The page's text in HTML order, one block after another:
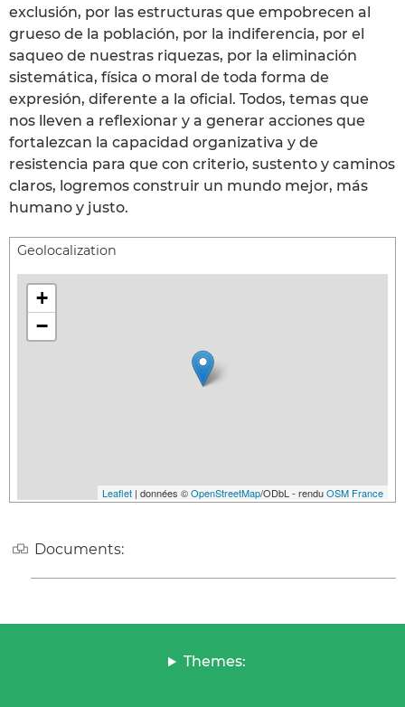
exclusión, por las estructuras que empobrecen al
grueso de la población, por la indiferencia, por el
saqueo de nuestras riquezas, por la eliminación
sistemática, física o moral de toda forma de
expresión, diferente a la oficial. Todos, temas que
nos lleven a reflexionar y a generar acciones que
fortalezcan la capacidad organizativa y de
resistencia para que con criterio, sustento y caminos
claros, logremos construir un mundo mejor, más
humano y justo.
Geolocalization
+
−
Leaflet | données ©OpenStreetMap/ODbL - renduOSM France
Documents:
Themes: